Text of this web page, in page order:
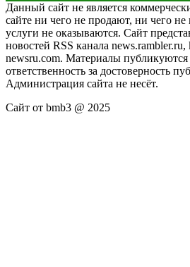
Данный сайт не является
сайте ни чего не продают, ни чего
услуги не оказываются. Сайт
новостей RSS канала news.rambler.ru,
newsru.com. Материалы публикуются
ответственность за достоверность
Администрация сайта не несёт.
Сайт от bmb3 @ 2025